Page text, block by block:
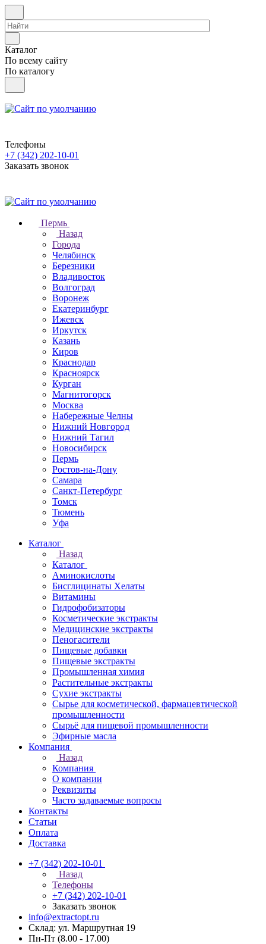
Каталог
По всему сайту
По каталогу
Телефоны
+7 (342) 202-10-01
Заказать звонок
Пермь
Назад
Города
Челябинск
Березники
Владивосток
Волгоград
Воронеж
Екатеринбург
Ижевск
Иркутск
Казань
Киров
Краснодар
Красноярск
Курган
Магнитогорск
Москва
Набережные Челны
Нижний Новгород
Нижний Тагил
Новосибирск
Пермь
Ростов-на-Дону
Самара
Санкт-Петербург
Томск
Тюмень
Уфа
Каталог
Назад
Каталог
Аминокислоты
Бисглицинаты Хелаты
Витамины
Гидрофобизаторы
Косметические экстракты
Медицинские экстракты
Пеногасители
Пищевые добавки
Пищевые экстракты
Промышленная химия
Растительные экстракты
Сухие экстракты
Сырье для косметической, фармацевтической
промышленности
Сырьё для пищевой промышленности
Эфирные масла
Компания
Назад
Компания
О компании
Реквизиты
Часто задаваемые вопросы
Контакты
Статьи
Оплата
Доставка
+7 (342) 202-10-01
Назад
Телефоны
+7 (342) 202-10-01
Заказать звонок
info@extractopt.ru
Склад: ул. Маршрутная 19
Пн-Пт (8.00 - 17.00)